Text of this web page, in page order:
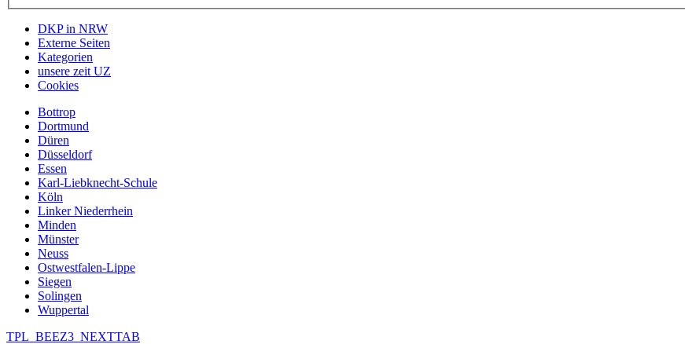
DKP in NRW
Externe Seiten
Kategorien
unsere zeit UZ
Cookies
Bottrop
Dortmund
Düren
Düsseldorf
Essen
Karl-Liebknecht-Schule
Köln
Linker Niederrhein
Minden
Münster
Neuss
Ostwestfalen-Lippe
Siegen
Solingen
Wuppertal
TPL_BEEZ3_NEXTTAB